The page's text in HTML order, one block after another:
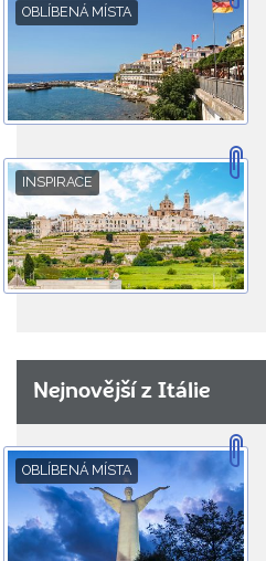
OBLÍBENÁ MÍSTA
INSPIRACE
Nejnovější z Itálie
OBLÍBENÁ MÍSTA